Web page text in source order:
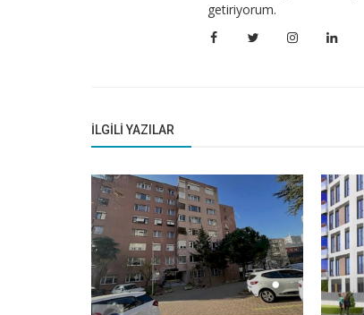
getiriyorum.
İLGILI YAZILAR